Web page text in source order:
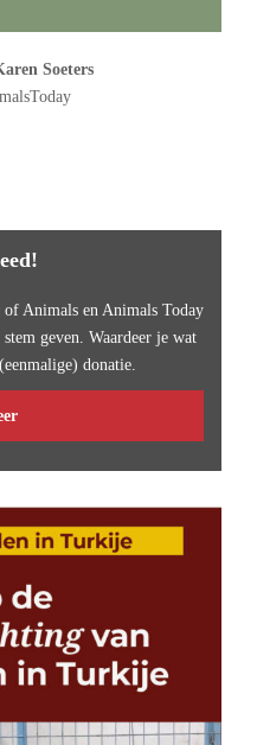
Soeters
Animals en Animals Today
geven. Waardeer je wat
donatie.